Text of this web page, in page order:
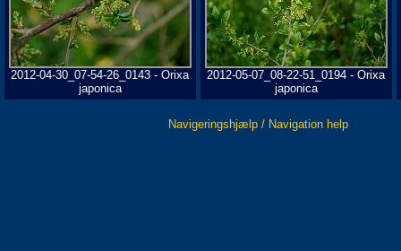
2012-04-30_07-54-26_0143 - Orixa
japonica
2012-05-07_08-22-51_0194 - Orixa
japonica
Navigeringshjælp / Navigation help